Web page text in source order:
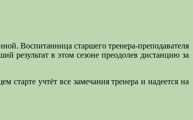
Воспитанница старшего тренера-преподавателя
результат в этом сезоне преодолев дистанцию за
учтёт все замечания тренера и надеется на